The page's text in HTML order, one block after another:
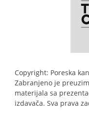
Copyright: Poreska
Zabranjeno je
materijala sa
izdavača. Sva prava